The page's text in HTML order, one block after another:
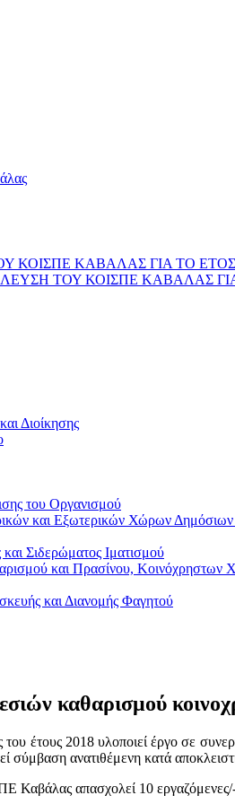
ΚΟΙΣΠΕ ΚΑΒΑΛΑΣ ΓΙΑ ΤΟ ΕΤΟΣ
Διοίκησης
του Οργανισμού
και Εξωτερικών Χώρων Δημόσιων
Σιδερώματος Ιματισμού
και Πρασίνου, Κοινόχρηστων
και Διανομής Φαγητού
καθαρισμού
έτους 2018 υλοποιεί έργο σε
σύμβαση ανατιθέμενη κατά
Καβάλας απασχολεί 10